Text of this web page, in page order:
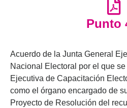
Punto
Acuerdo de la Junta General
Nacional Electoral por el que
Ejecutiva de Capacitación
como el órgano encargado de
Proyecto de Resolución del